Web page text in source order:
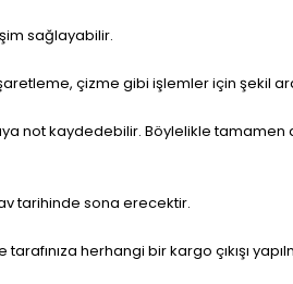
sağlayabilir.
çizme gibi işlemler için şekil
not kaydedebilir. Böylelikle
tarihinde sona erecektir.
tarafınıza herhangi bir kargo çıkışı